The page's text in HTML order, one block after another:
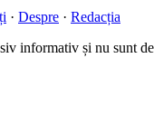
· Despre · Redacția
informativ și nu sunt